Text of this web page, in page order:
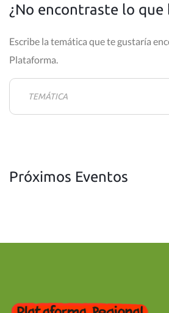
¿No encontraste lo que
Escribe la temática que te gustaría
Plataforma.
Próximos Eventos